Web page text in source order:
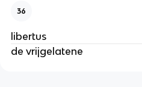
36
libertus
de vrijgelatene